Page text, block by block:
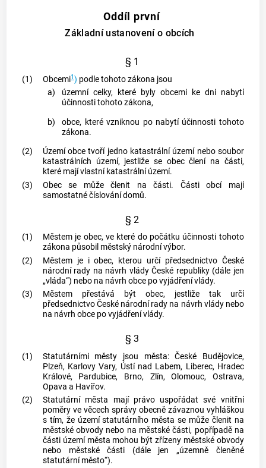
Oddíl první
Základní ustanovení o obcích
§ 1
(1) Obcemi1) podle tohoto zákona jsou
a)
územní celky, které byly obcemike dni nabytí
účinnosti tohoto zákona,
b)
obce, které vzniknou po nabytí účinnosti tohoto
zákona.
(2)
Územíobce tvoří jedno katastrální územínebo soubor
katastrálních území, jestliže se obecčlení na části,
které mají vlastní katastrální území.
(3)
Obecse může členit na části. Částiobcímají
samostatné číslování domů.
§ 2
(1) Městemje obec, ve které do počátku účinnosti tohoto
zákona působil městský národní výbor.
(2)
Městemje iobec, kterou určí předsednictvo České
národní rady na návrh vlády České republiky (dále jen
„vláda“) nebo na návrh obcepo vyjádření vlády.
(3)
Městempřestává být obec, jestliže tak určí
předsednictvo České národní rady na návrh vlády nebo
na návrh obcepo vyjádření vlády.
§ 3
(1) Statutárními městy jsou města: České Budějovice,
Plzeň, Karlovy Vary, Ústí nad Labem, Liberec, Hradec
Králové, Pardubice, Brno, Zlín, Olomouc, Ostrava,
Opava a Havířov.
(2)
Statutární města mají právo uspořádat své vnitřní
poměry ve věcech správy obecně závaznou vyhláškou
s tím, že území statutárního města se může členit na
městské obvody nebo na městské části, popřípadě na
části území města mohou být zřízeny městské obvody
nebo městské části (dále jen „územně členěné
statutárníměsto“).